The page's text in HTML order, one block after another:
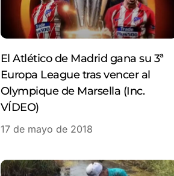
El Atlético de Madrid gana su 3ª
Europa League tras vencer al
Olympique de Marsella (Inc.
VÍDEO)
17 de mayo de 2018